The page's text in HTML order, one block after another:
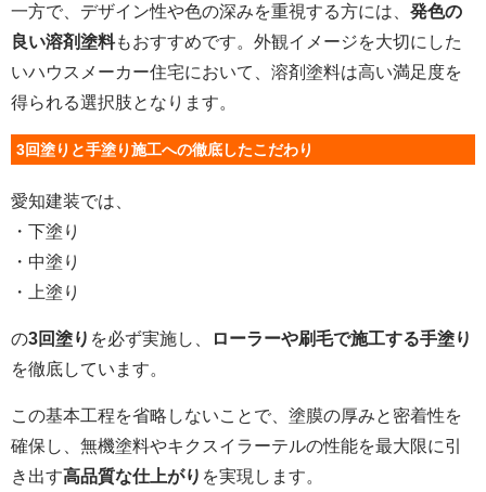
一方で、デザイン性や色の深みを重視する方には、 発色の
良い溶剤塗料もおすすめです。外観イメージを大切にした
いハウスメーカー住宅において、溶剤塗料は高い満足度を
得られる選択肢となります。
3回塗りと手塗り施工への徹底したこだわり
愛知建装では、
・下塗り
・中塗り
・上塗り
の3回塗り を必ず実施し、
ローラーや刷毛で施工する手塗り
を徹底しています。
この基本工程を省略しないことで、塗膜の厚みと密着性を
確保し、無機塗料やキクスイラーテルの性能を最大限に引
き出す高品質な仕上がり を実現します。